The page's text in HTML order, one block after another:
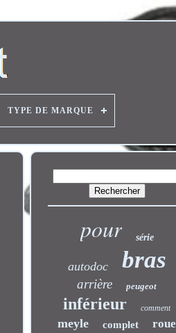
TYPE DE MARQUE
pour série
autodoc bras
arrière peugeot
inférieur comment
meyle complet roue